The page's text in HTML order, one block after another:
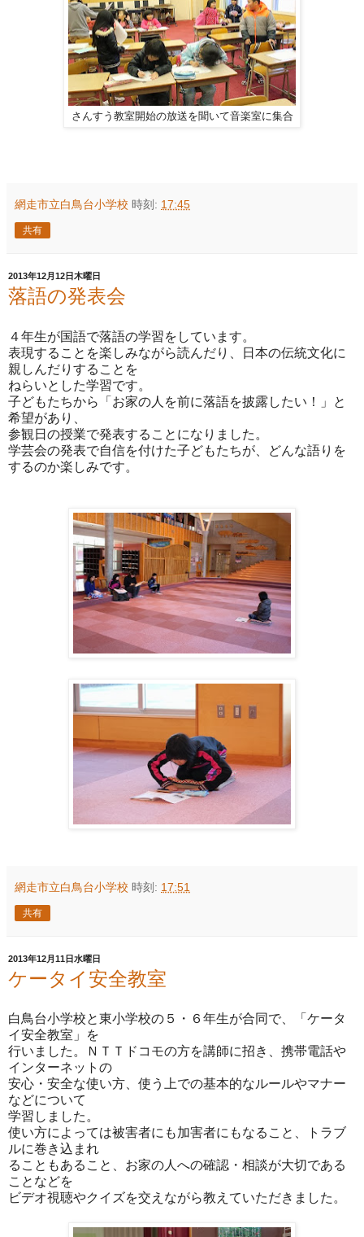
さんすう教室開始の放送を聞いて音楽室に集合
網走市立白鳥台小学校 時刻: 17:45
共有
2013年12月12日木曜日
落語の発表会
４年生が国語で落語の学習をしています。
表現することを楽しみながら読んだり、日本の伝統文化に
親しんだりすることを
ねらいとした学習です。
子どもたちから「お家の人を前に落語を披露したい！」と
希望があり、
参観日の授業で発表することになりました。
学芸会の発表で自信を付けた子どもたちが、どんな語りを
するのか楽しみです。
網走市立白鳥台小学校 時刻: 17:51
共有
2013年12月11日水曜日
ケータイ安全教室
白鳥台小学校と東小学校の５・６年生が合同で、「ケータ
イ安全教室」を
行いました。ＮＴＴドコモの方を講師に招き、携帯電話や
インターネットの
安心・安全な使い方、使う上での基本的なルールやマナー
などについて
学習しました。
使い方によっては被害者にも加害者にもなること、トラブ
ルに巻き込まれ
ることもあること、お家の人への確認・相談が大切である
ことなどを
ビデオ視聴やクイズを交えながら教えていただきました。